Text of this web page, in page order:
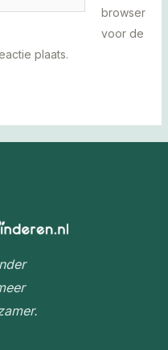
browser
voor de
plaats.